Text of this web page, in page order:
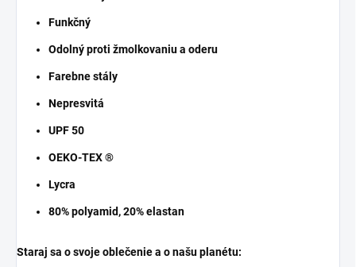
Funkčný
Odolný proti žmolkovaniu a oderu
Farebne stály
Nepresvitá
UPF 50
OEKO-TEX ®
Lycra
80% polyamid, 20% elastan
Staraj sa o svoje oblečenie a o našu planétu: